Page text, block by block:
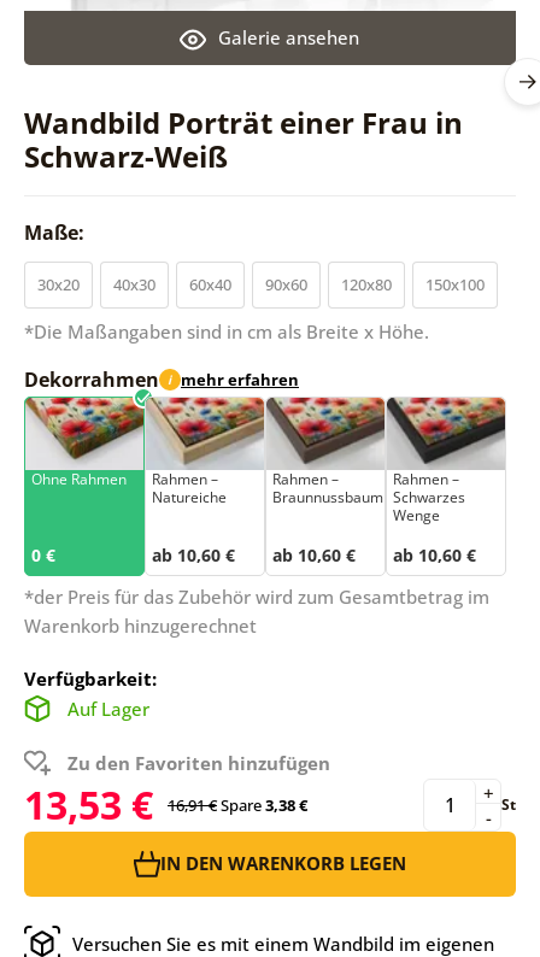
Wandbild Porträt einer Frau in
Schwarz-Weiß
Galerie ansehen
Maße:
30x20 40x30 60x40 90x60 120x80 150x100
*Die Maßangaben sind in cm als Breite x Höhe.
Dekorrahmen i mehr erfahren
Ohne Rahmen
0 €
Rahmen –
Natureiche
ab 10,60 €
Rahmen –
Braunnussbaum
ab 10,60 €
Rahmen –
Schwarzes
Wenge
ab 10,60 €
*der Preis für das Zubehör wird zum Gesamtbetrag im
Warenkorb hinzugerechnet
Verfügbarkeit:
Auf Lager
Zu den Favoriten hinzufügen
13,53 € 16,91 €Spare3,38 € -
+ St
IN DEN WARENKORB LEGEN
Versuchen Sie es mit einem Wandbild im eigenen